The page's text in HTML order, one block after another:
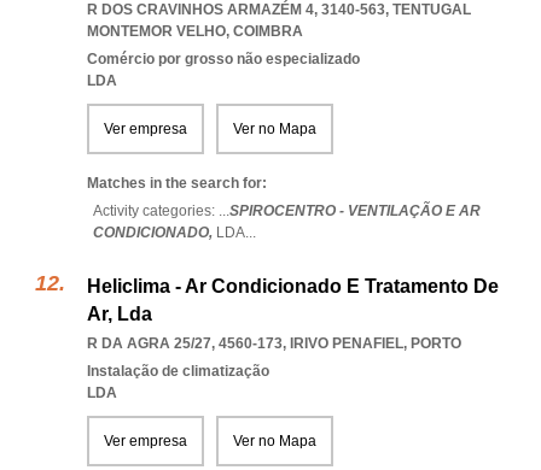
R DOS CRAVINHOS ARMAZÉM 4, 3140-563, TENTUGAL
MONTEMOR VELHO, COIMBRA
Comércio por grosso não especializado
LDA
Ver empresa Ver no Mapa
Matches in the search for:
Activity categories: ...SPIROCENTRO - VENTILAÇÃO E AR
CONDICIONADO, LDA...
Heliclima - Ar Condicionado E Tratamento De
Ar, Lda
R DA AGRA 25/27, 4560-173, IRIVO PENAFIEL, PORTO
Instalação de climatização
LDA
Ver empresa Ver no Mapa